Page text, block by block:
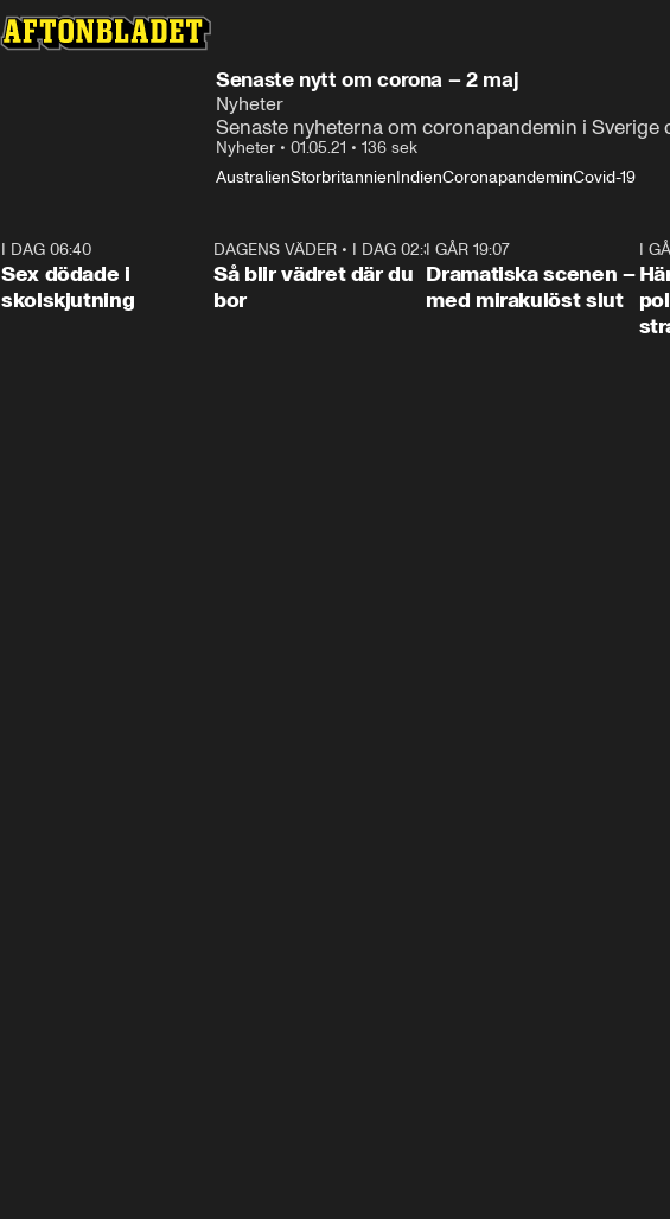
Senaste nytt om corona – 2 maj
Nyheter
Senaste nyheterna om coronapandemin i Sverige
Nyheter • 01.05.21 • 136 sek
AustralienStorbritannienIndienCoronapandeminCovid-19
I DAG 06:40
Sex dödade i
skolskjutning
1:06
DAGENS VÄDER • I DAG 02:30
Så blir vädret där du
bor
I GÅR 19:07
Dramatiska scenen –
med mirakulöst slut
I